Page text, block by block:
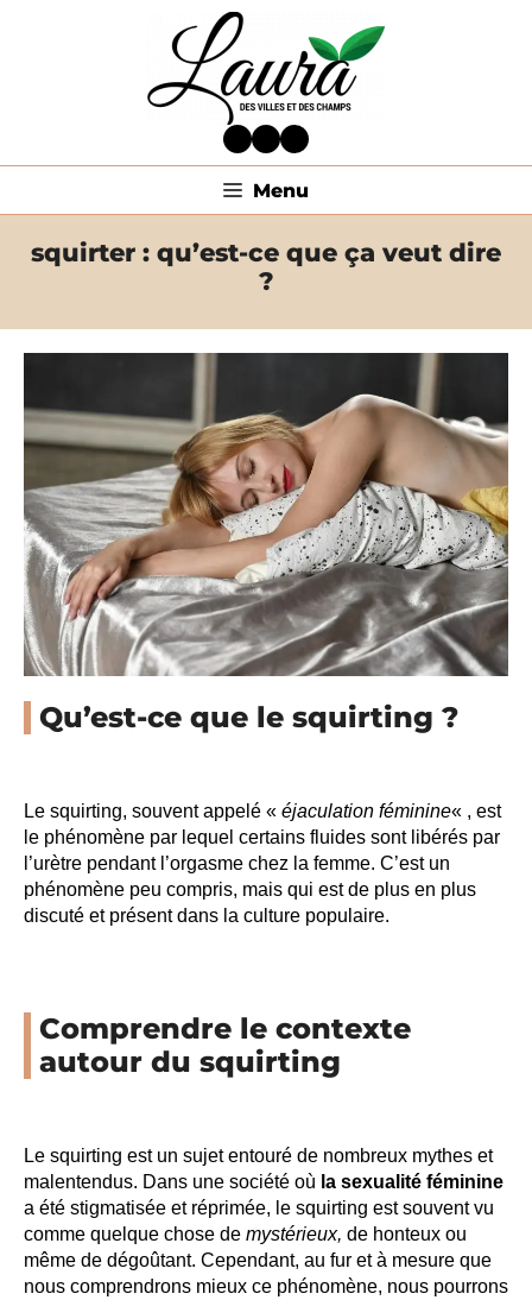
Facebook Twitter LinkedIn
Menu
squirter : qu’est-ce que ça veut dire
?
Qu’est-ce que le squirting ?
Le squirting, souvent appelé « éjaculation féminine« , est
le phénomène par lequel certains fluides sont libérés par
l’urètre pendant l’orgasme chez la femme. C’est un
phénomène peu compris, mais qui est de plus en plus
discuté et présent dans la culture populaire.
Comprendre le contexte
autour du squirting
Le squirting est un sujet entouré de nombreux mythes et
malentendus. Dans une société où la sexualité féminine
a été stigmatisée et réprimée, le squirting est souvent vu
comme quelque chose de mystérieux, de honteux ou
même de dégoûtant. Cependant, au fur et à mesure que
nous comprendrons mieux ce phénomène, nous pourrons